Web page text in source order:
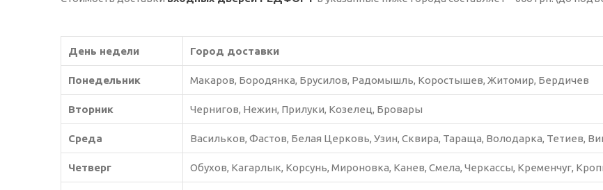
День недели Город доставки
Понедельник Макаров, Бородянка, Брусилов, Радомышль, Коростышев, Житомир, Бердичев
Вторник Чернигов, Нежин, Прилуки, Козелец, Бровары
Среда Васильков, Фастов, Белая Церковь, Узин, Сквира, Тараща, Володарка, Тетиев,
Четверг Обухов, Кагарлык, Корсунь, Мироновка, Канев, Смела, Черкассы, Кременчуг,